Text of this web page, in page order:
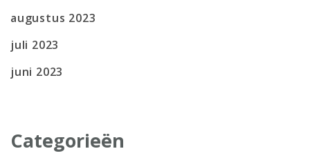
augustus 2023
juli 2023
juni 2023
Categorieën